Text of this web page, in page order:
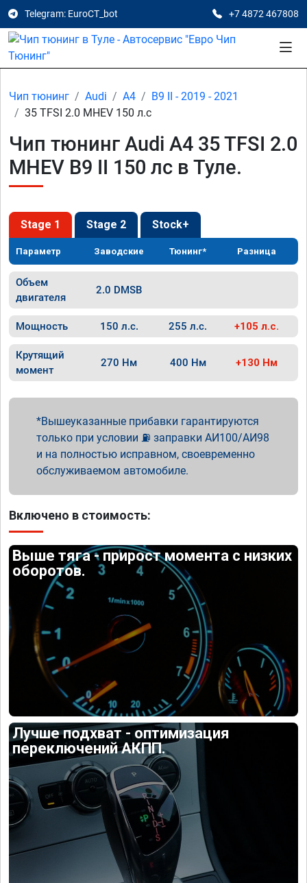
Telegram: EuroCT_bot +7 4872 467808
Чип тюнинг Audi A4
B9 II - 2019 - 2021
35 TFSI 2.0 MHEV 150 л.с
Чип тюнинг Audi A4 35 TFSI 2.0
MHEV B9 II 150 лс в Туле.
Stage 1 Stage 2 Stock+
Параметр Заводские Тюнинг* Разница
Объем
двигателя
2.0 DMSB
Мощность 150 л.с. 255 л.с. +105 л.с.
Крутящий
момент
270 Нм 400 Нм +130 Нм
Вышеуказанные прибавки гарантируются
только при условии ⛽ заправки АИ100/АИ98
и на полностью исправном, своевременно
обслуживаемом автомобиле.
Включено в стоимость:
Выше тяга - прирост момента с низких
оборотов.
Лучше подхват - оптимизация
переключений АКПП.